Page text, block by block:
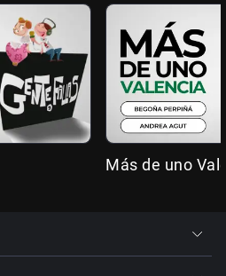
Más de uno